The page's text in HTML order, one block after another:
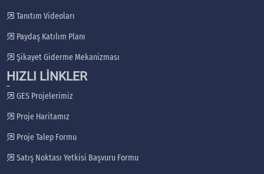
Tanıtım Videoları
Paydaş Katılım Planı
Şikayet Giderme Mekanizması
HIZLI LİNKLER
GES Projelerimiz
Proje Haritamız
Proje Talep Formu
Satış Noktası Yetkisi Başvuru Formu